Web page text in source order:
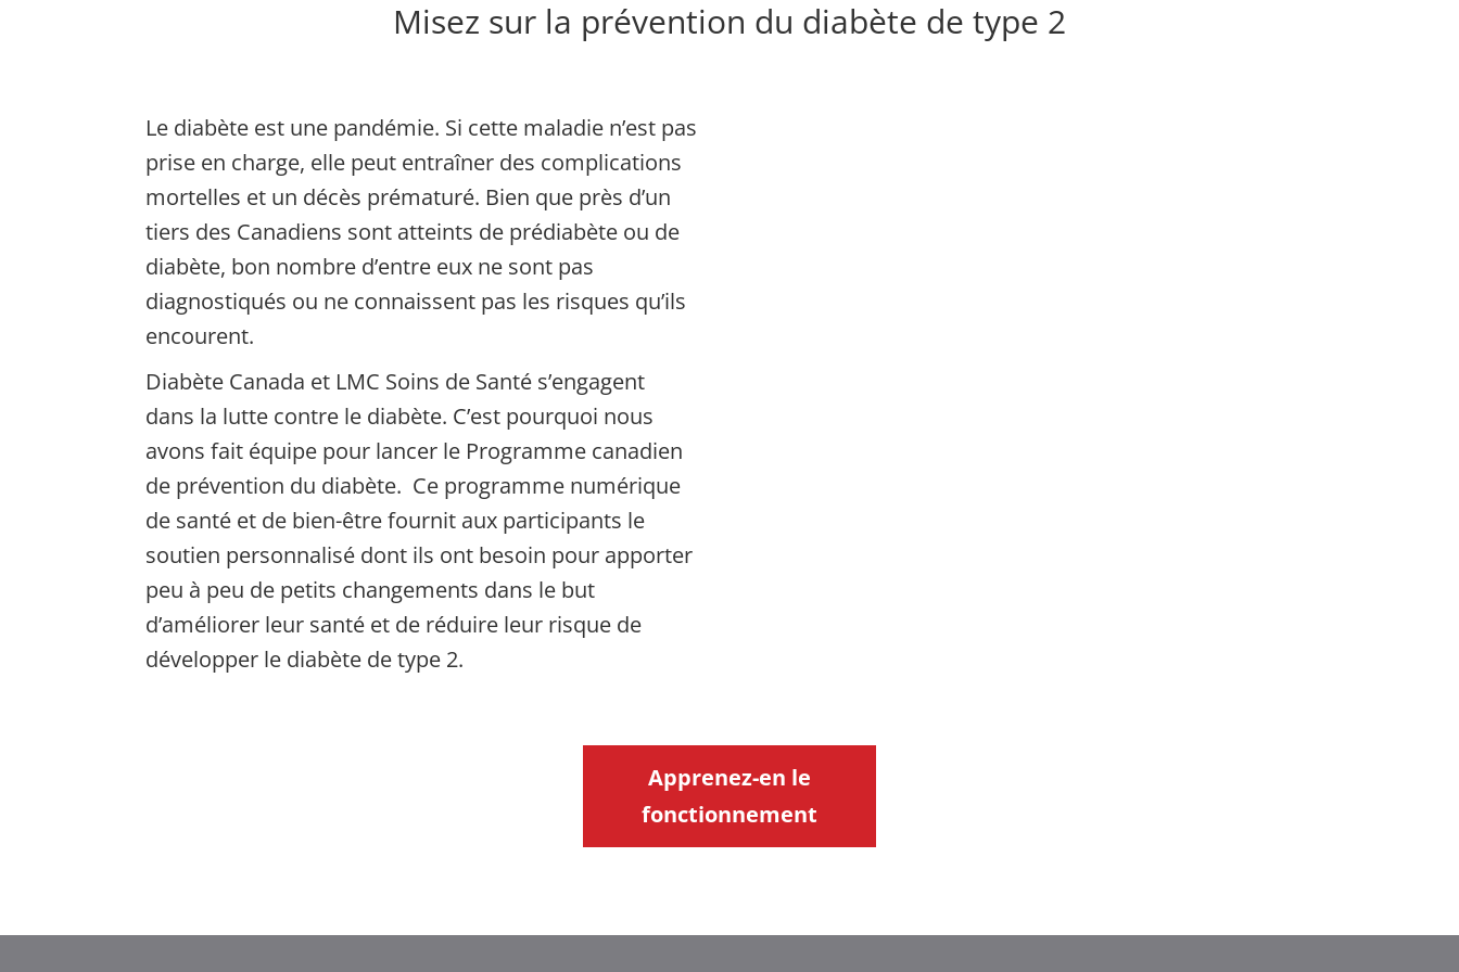
Misez sur la prévention du diabète de type 2
Le diabète est une pandémie. Si cette maladie n’est pas
prise en charge, elle peut entraîner des complications
mortelles et un décès prématuré. Bien que près d’un
tiers des Canadiens sont atteints de prédiabète ou de
diabète, bon nombre d’entre eux ne sont pas
diagnostiqués ou ne connaissent pas les risques qu’ils
encourent.
Diabète Canada et LMC Soins de Santé s’engagent
dans la lutte contre le diabète. C’est pourquoi nous
avons fait équipe pour lancer le Programme canadien
de prévention du diabète. Ce programme numérique
de santé et de bien-être fournit aux participants le
soutien personnalisé dont ils ont besoin pour apporter
peu à peu de petits changements dans le but
d’améliorer leur santé et de réduire leur risque de
développer le diabète de type 2.
Apprenez-en le
fonctionnement
Ελληνικά